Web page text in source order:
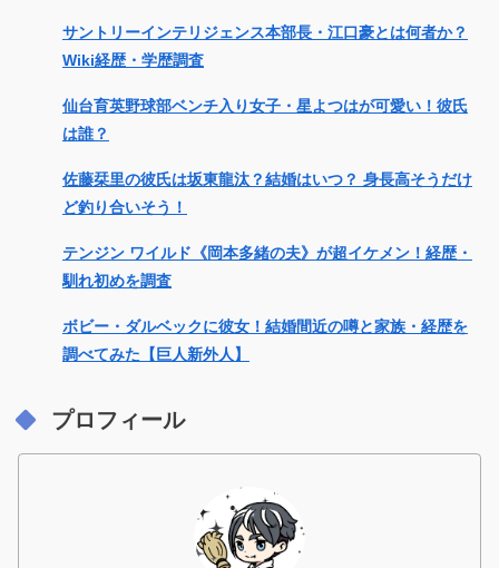
サントリーインテリジェンス本部長・江口豪とは何者か？
Wiki経歴・学歴調査
仙台育英野球部ベンチ入り女子・星よつはが可愛い！彼氏
は誰？
佐藤栞里の彼氏は坂東龍汰？結婚はいつ？ 身長高そうだけ
ど釣り合いそう！
テンジン ワイルド《岡本多緒の夫》が超イケメン！経歴・
馴れ初めを調査
ボビー・ダルベックに彼女！結婚間近の噂と家族・経歴を
調べてみた【巨人新外人】
プロフィール